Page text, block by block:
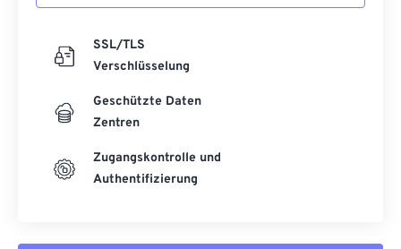
SSL/TLS
Verschlüsselung
Geschützte Daten
Zentren
Zugangskontrolle und
Authentifizierung